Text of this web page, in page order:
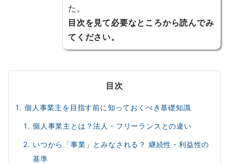
た。
目次を見て必要なところから読んでみ
てください。
目次
個人事業主を目指す前に知っておくべき基礎知識
個人事業主とは？法人・フリーランスとの違い
いつから「事業」とみなされる？ 継続性・利益性の
基準